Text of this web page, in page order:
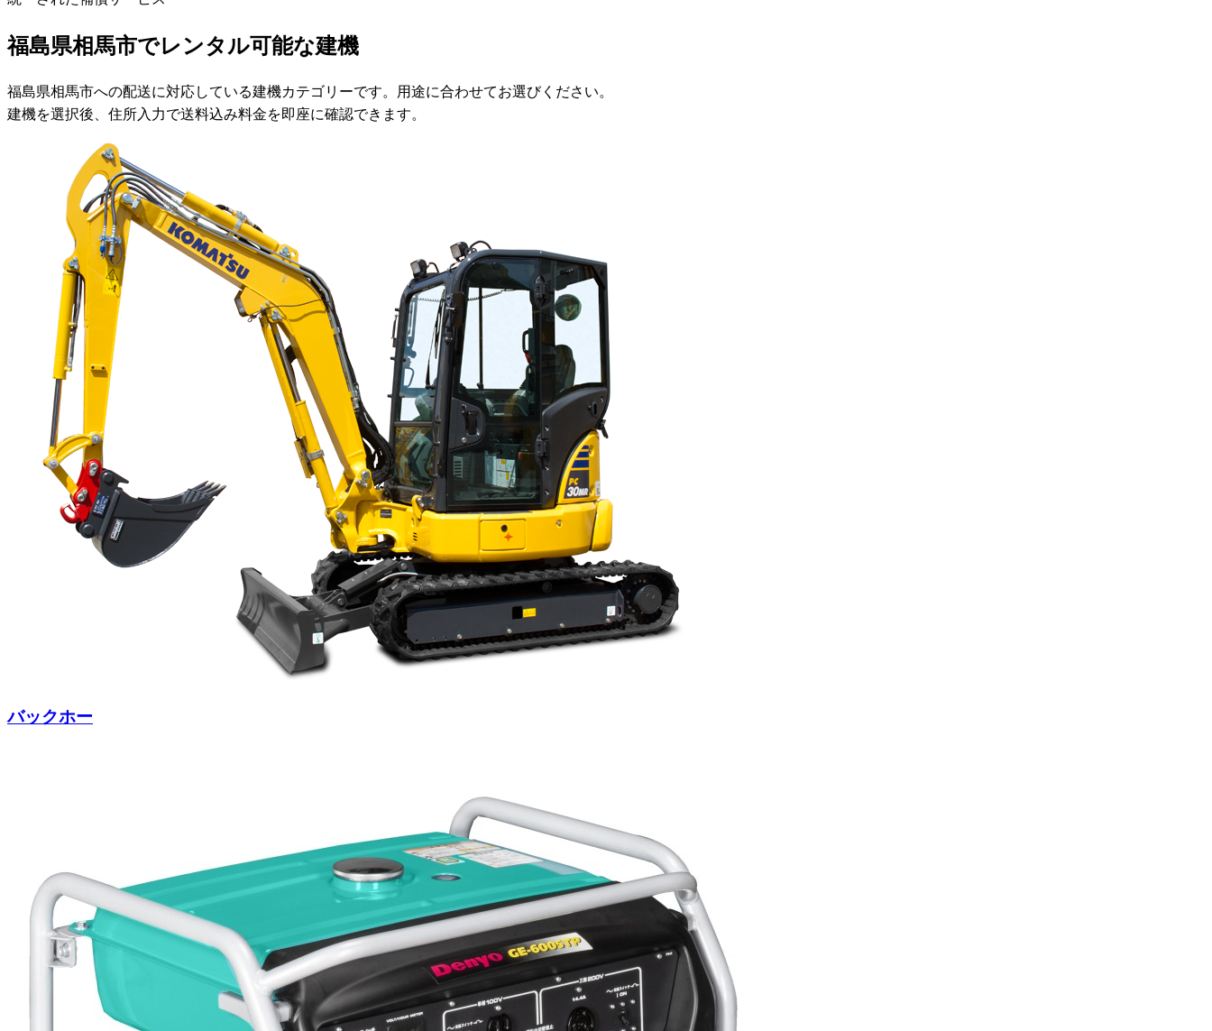
福島県相馬市でレンタル可能な建機
福島県相馬市への配送に対応している建機カテゴリーです。用途に合わせてお選びください。
建機を選択後、住所入力で送料込み料金を即座に確認できます。
バックホー